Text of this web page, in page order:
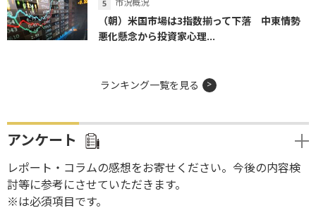
（朝）米国市場は3指数揃って下落 中東情勢
悪化懸念から投資家心理...
ランキング一覧を見る
アンケート
レポート・コラムの感想をお寄せください。今後の内容検
討等に参考にさせていただきます。
※は必須項目です。